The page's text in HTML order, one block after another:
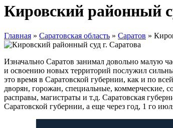
Кировский районный
Главная » Саратовская область » Саратов »
Изначально Саратов занимал довольно малую
и освоению новых территорий послужил
это время в Саратовской губернии, как и по
дворян, горожан, специальные, коммерческие,
расправы, магистраты и т.д. Саратовская
Саратовской губернии, а еще через год, 1 го